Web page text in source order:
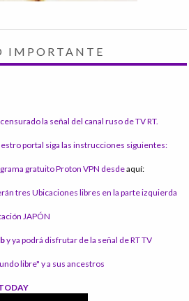
IMPORTANTE
la señal del canal ruso de TV RT.
portal siga las instrucciones siguientes:
gratuito Proton VPN desdeaquí:
tres Ubicaciones libres en la parte izquierda
JAPÓN
y ya podrá disfrutar de la señal de RT TV
libre" y a sus ancestros